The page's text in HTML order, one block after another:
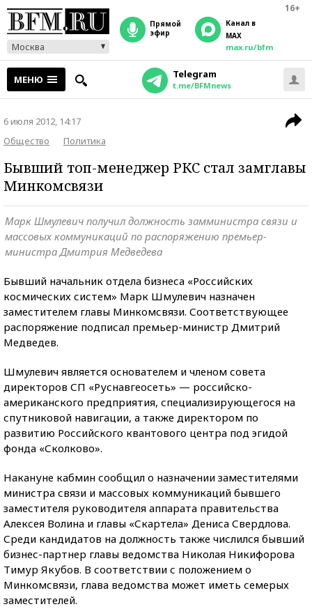
16+
Москва
прямой
эфир
Канал в
MAX
max.ru/bfm
МЕНЮ Telegram
t.me/BFMnews
6 июля 2012, 14:17
Общество
Политика
Бывший топ-менеджер РКС стал замглавы
Минкомсвязи
Марк Шмулевич получил должность замминистра связи и
массовых коммуникаций по распоряжению премьер-
министра Дмитрия Медведева
Бывший начальник отдела бизнеса «Российских
космических систем» Марк Шмулевич назначен
заместителем главы Минкомсвязи. Соответствующее
распоряжение подписал премьер-министр Дмитрий
Медведев.
Шмулевич является основателем и членом совета
директоров СП «Руснавгеосеть» — российско-
американского предприятия, специализирующегося на
спутниковой навигации, а также директором по
развитию Российского квантового центра под эгидой
фонда «Сколково».
Накануне кабмин сообщил о назначении заместителями
министра связи и массовых коммуникаций бывшего
заместителя руководителя аппарата правительства
Алексея Волина и главы «Скартела» Дениса Свердлова.
Среди кандидатов на должность также числился бывший
бизнес-партнер главы ведомства Николая Никифорова
Тимур Якубов. В соответствии с положением о
Минкомсвязи, глава ведомства может иметь семерых
заместителей.